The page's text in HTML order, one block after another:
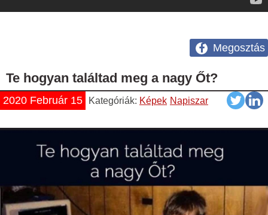
Megosztás
Te hogyan találtad meg a nagy Őt?
2020 Február 15 Kategóriák: Képek Napiszar